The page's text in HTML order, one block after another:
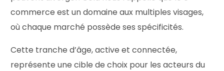
commerce est un domaine aux multiples visages,
où chaque marché possède ses spécificités.
Cette tranche d’âge, active et connectée,
représente une cible de choix pour les acteurs du